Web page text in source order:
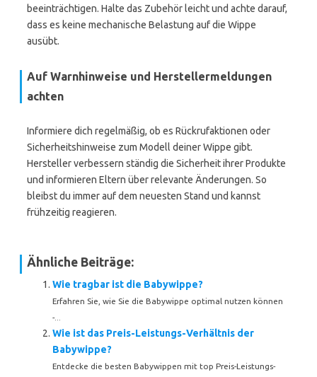
beeinträchtigen. Halte das Zubehör leicht und achte darauf,
dass es keine mechanische Belastung auf die Wippe
ausübt.
Auf Warnhinweise und Herstellermeldungen
achten
Informiere dich regelmäßig, ob es Rückrufaktionen oder
Sicherheitshinweise zum Modell deiner Wippe gibt.
Hersteller verbessern ständig die Sicherheit ihrer Produkte
und informieren Eltern über relevante Änderungen. So
bleibst du immer auf dem neuesten Stand und kannst
frühzeitig reagieren.
Ähnliche Beiträge:
Wie tragbar ist die Babywippe?
Erfahren Sie, wie Sie die Babywippe optimal nutzen können
-...
Wie ist das Preis-Leistungs-Verhältnis der
Babywippe?
Entdecke die besten Babywippen mit top Preis-Leistungs-